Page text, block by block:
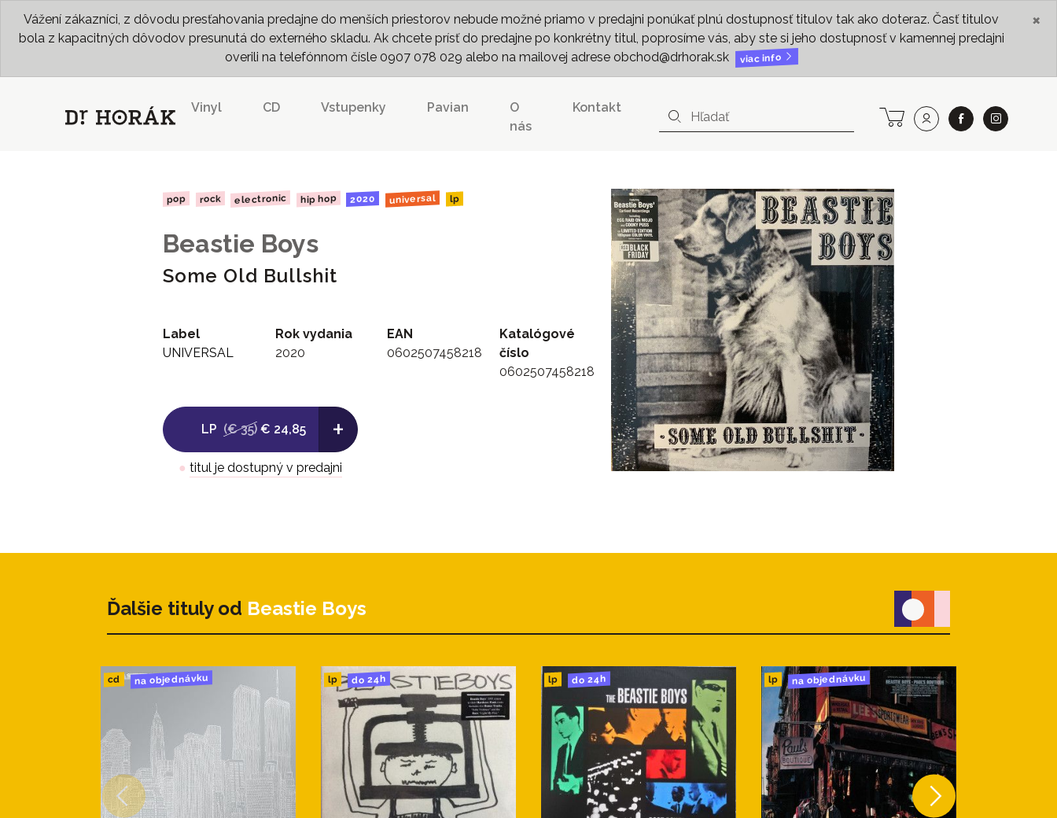
Vážení zákazníci, z dôvodu presťahovania predajne do menších priestorov nebude možné priamo v predajni ponúkať plnú dostupnosť titulov tak ako doteraz. Časť titulov
bola z kapacitných dôvodov presunutá do externého skladu. Ak chcete prísť do predajne po konkrétny titul, poprosíme vás, aby ste si jeho dostupnosť v kamennej predajni
overili na telefónnom čísle 0907 078 029 alebo na mailovej adrese obchod@drhorak.sk
viac info
×
Vinyl CD Vstupenky Pavian
O
nás
Kontakt
pop rock electronic hip hop 2020 universal lp
Beastie Boys
Some Old Bullshit
Label
UNIVERSAL
Rok vydania
2020
EAN
0602507458218
Katalógové
číslo
0602507458218
LP (€ 35) € 24,85 +
● titul je dostupný v predajni
Ďalšie tituly od Beastie Boys
cd na objednávku lp do 24h lp do 24h lp na objednávku